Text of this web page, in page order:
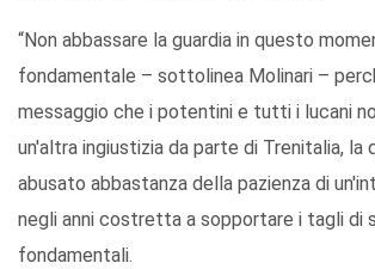
“Non abbassare la guardia in questo
fondamentale – sottolinea Molinari –
messaggio che i potentini e tutti i lucani
un'altra ingiustizia da parte di Trenitalia, la
abusato abbastanza della pazienza di
negli anni costretta a sopportare i tagli di
fondamentali.